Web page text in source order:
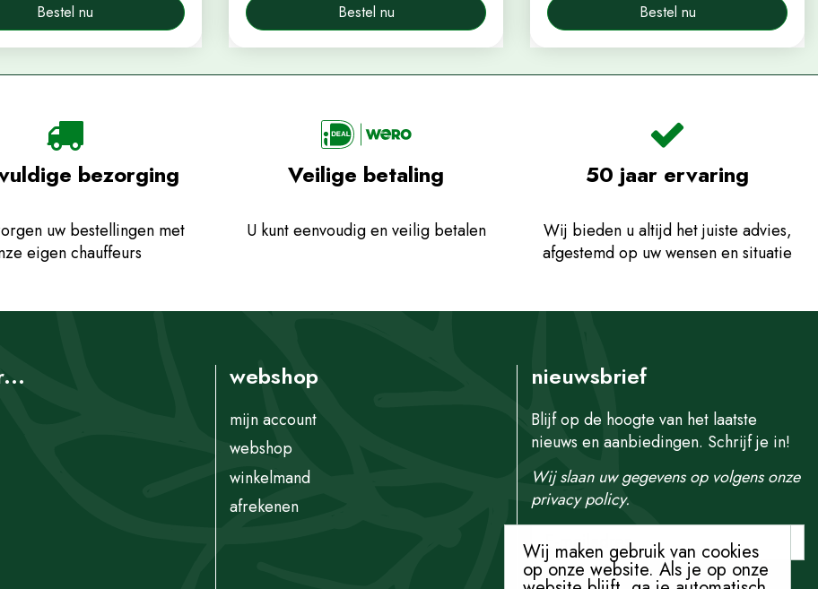
Bestel nu Bestel nu Bestel nu
bezorging
uw bestellingen met
eigen chauffeurs
Veilige betaling
U kunt eenvoudig en veilig betalen
50 jaar ervaring
Wij bieden u altijd het juiste advies,
afgestemd op uw wensen en situatie
webshop
mijn account
webshop
winkelmand
afrekenen
nieuwsbrief
Blijf op de hoogte van het laatste
nieuws en aanbiedingen. Schrijf je in!
Wij slaan uw gegevens op volgens onze
privacy policy.
Wij maken gebruik van cookies
op onze website. Als je op onze